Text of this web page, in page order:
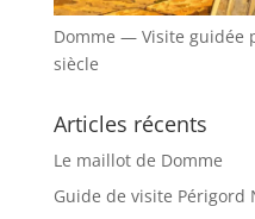
Domme — Visite guidée
siècle
Articles récents
Le maillot de Domme
Guide de visite Périgord